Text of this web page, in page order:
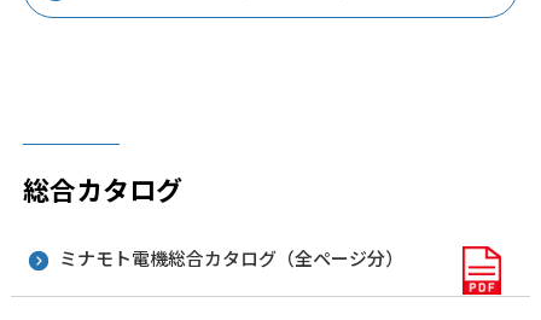
総合カタログ
ミナモト電機総合カタログ（全ページ分）